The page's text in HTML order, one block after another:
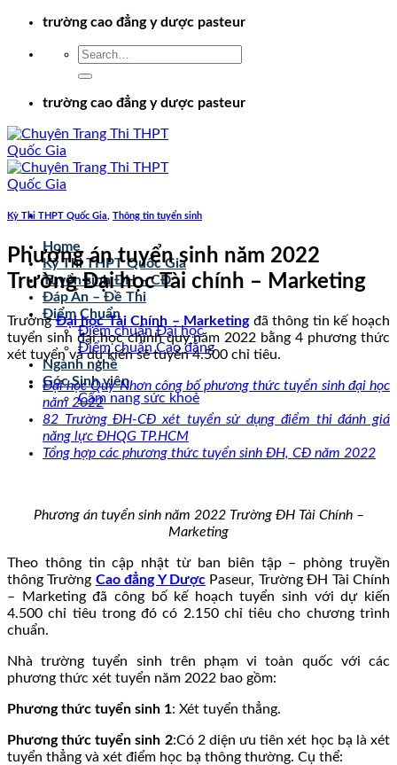
Chuyểntrường cao đẳng y dược pasteur
trường cao đẳng y dược pasteur
Home
Kỳ Thi THPT Quốc Gia
Tuyển sinh ĐH – CĐ
Đáp Án – Đề Thi
Điểm Chuẩn
Điểm chuẩn Đại học
Điểm chuẩn Cao đẳng
Ngành nghề
Góc Sinh viên
Cẩm nang sức khoẻ
Kỳ Thi THPT Quốc Gia Thông tin tuyển sinh
Phương án tuyển sinh năm 2022
Trường Đại học Tài chính – Marketing
TrườngĐại học Tài Chính – Marketingđã thông tin kế hoạch
tuyển sinh đại học chính quy năm 2022 bằng 4 phương thức
xét tuyển và dự kiến sẽ tuyển 4.500 chỉ tiêu.
Đại học Quy Nhơn công bố phương thức tuyển sinh đại học
năm 2022
82 Trường ĐH-CĐ xét tuyển sử dụng điểm thi đánh giá
năng lực ĐHQG TP.HCM
Tổng hợp các phương thức tuyển sinh ĐH, CĐ năm 2022
Phương án tuyển sinh năm 2022 Trường ĐH Tài Chính –
Marketing
Theo thông tin cập nhật từ ban biên tập – phòng truyền
thông Trường Cao đẳng Y Dược Paseur, Trường ĐH Tài Chính
– Marketing đã công bố kế hoạch tuyển sinh với dự kiến
4.500 chỉ tiêu trong đó có 2.150 chỉ tiêu cho chương trình
chuẩn.
Nhà trường tuyển sinh trên phạm vi toàn quốc với các
phương thức xét tuyển năm 2022 bao gồm:
Phương thức tuyển sinh 1: Xét tuyển thẳng.
Phương thức tuyển sinh 2:Có 2 diện ưu tiên xét học bạ là xét
tuyển thẳng và xét điểm học bạ thông thường. Cụ thể: